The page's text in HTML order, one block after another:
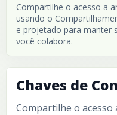
Compartilhe o acesso a
usando o
e projetado para manter
você colabora.
Chaves de
Compartilhe o acesso